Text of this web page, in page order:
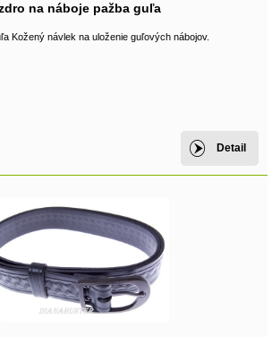
na náboje pažba guľa
Kožený návlek na uloženie guľových nábojov.
Detail